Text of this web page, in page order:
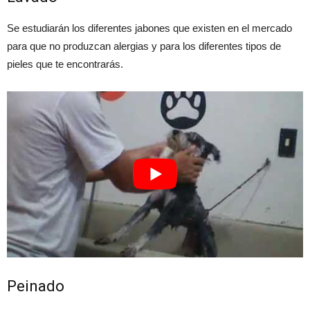
Se estudiarán los diferentes jabones que existen en el mercado
para que no produzcan alergias y para los diferentes tipos de
pieles que te encontrarás.
Peinado